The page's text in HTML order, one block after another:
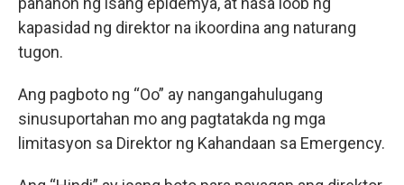
kapasidad ng direktor na ikoordina ang naturang
tugon.
Ang pagboto ng “Oo” ay nangangahulugang
sinusuportahan mo ang pagtatakda ng mga
limitasyon sa Direktor ng Kahandaan sa Emergency.